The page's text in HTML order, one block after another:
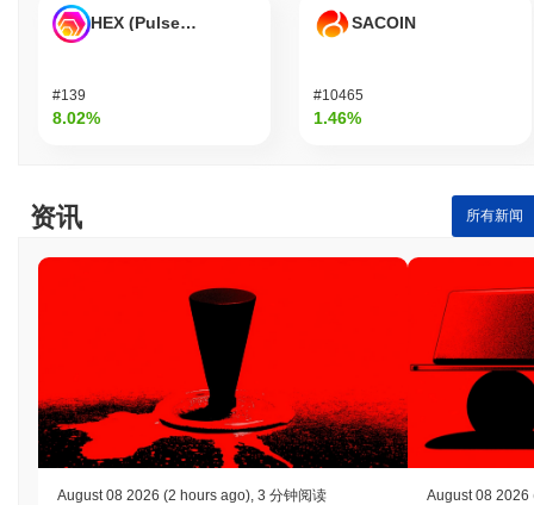
HEX (Pulsechain)
#139
8.02%
SACOIN
#10465
1.46%
资讯 所有新闻
August 08 2026 (2 hours ago) 3 分钟阅读 August 08 2026